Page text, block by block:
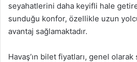
seyahatlerini daha keyifli hale
sunduğu konfor, özellikle uzun
avantaj sağlamaktadır.
Havaş’ın bilet fiyatları, genel